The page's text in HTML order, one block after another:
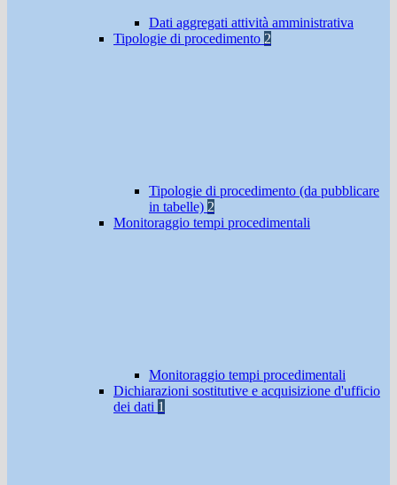
Dati aggregati attività amministrativa
Tipologie di procedimento 2
Tipologie di procedimento (da pubblicare
in tabelle) 2
Monitoraggio tempi procedimentali
Monitoraggio tempi procedimentali
Dichiarazioni sostitutive e acquisizione d'ufficio
dei dati 1